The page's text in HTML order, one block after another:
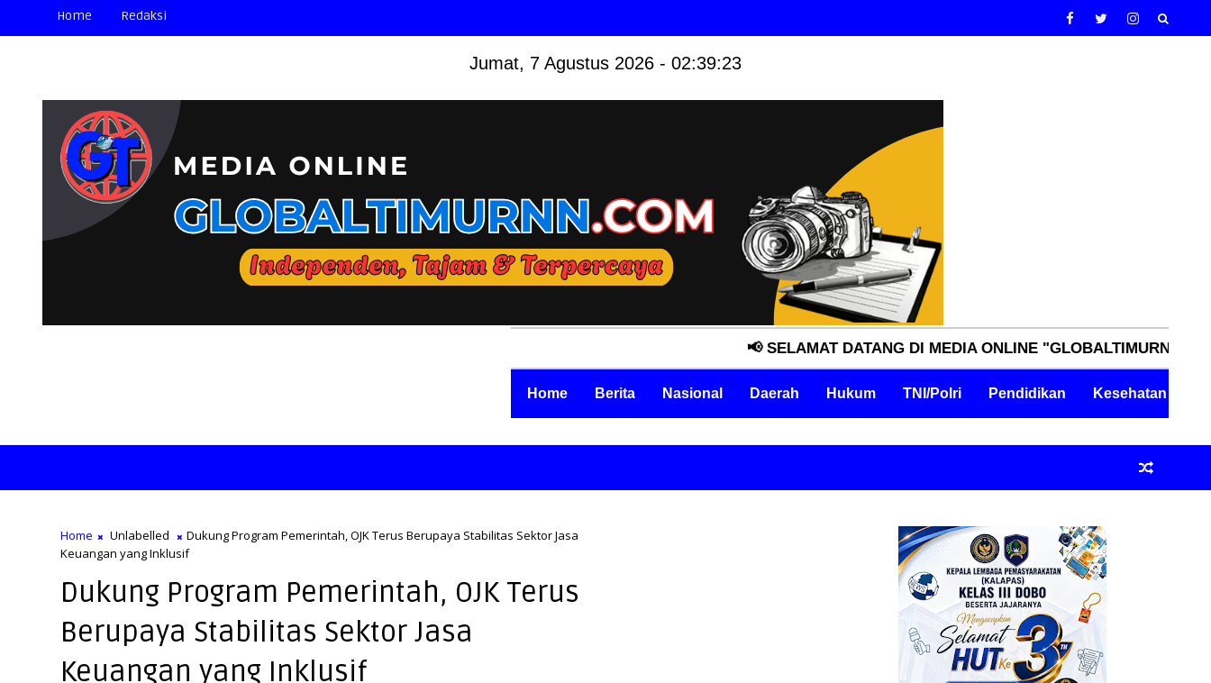
Home Redaksi
Jumat, 7 Agustus 2026 - 02:39:24
📢 SELAMAT DATANG DI MEDIA ONLINE "GLOBALTIMURNN.COM"
Home Berita Nasional Daerah Hukum TNI/Polri Pendidikan Kesehatan
Home Unlabelled
Dukung Program Pemerintah, OJK Terus Berupaya Stabilitas Sektor Jasa
Keuangan yang Inklusif
Dukung Program Pemerintah, OJK Terus
Berupaya Stabilitas Sektor Jasa
Keuangan yang Inklusif